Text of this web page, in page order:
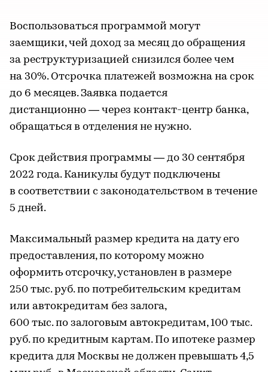
Воспользоваться программой могут
заемщики, чей доход за месяц до обращения
за реструктуризацией снизился более чем
на 30%. Отсрочка платежей возможна на срок
до 6 месяцев. Заявка подается
дистанционно — через контакт-центр банка,
обращаться в отделения не нужно.
Срок действия программы — до 30 сентября
2022 года. Каникулы будут подключены
в соответствии с законодательством в течение
5 дней.
Максимальный размер кредита на дату его
предоставления, по которому можно
оформить отсрочку, установлен в размере
250 тыс. руб. по потребительским кредитам
или автокредитам без залога,
600 тыс. по залоговым автокредитам, 100 тыс.
руб. по кредитным картам. По ипотеке размер
кредита для Москвы не должен превышать 4,5